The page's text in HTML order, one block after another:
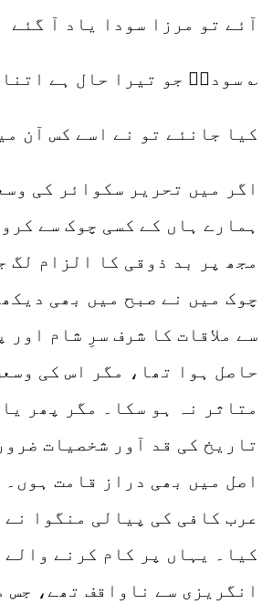
آئے تو مرزا سودا یاد آ گئے
؎ سوداؔ جو تیرا حال ہے اتنا
کیا جانئے تو نے اسے کس آن
اگر میں تحریر سکوائر کی
ہمارے ہاں کے کسی چوک سے
مجھ پر بد ذوقی کا الزام لگ
چوک میں نے صبح میں بھی
سے ملاقات کا شرف سرِ شام اور
حاصل ہوا تھا، مگر اس کی
متاثر نہ ہو سکا۔ مگر پھر
تاریخ کی قد آور شخصیات
اصل میں بھی دراز قامت
عرب کافی کی پیالی منگوا نے
کیا۔ یہاں پر کام کرنے والے
انگریزی سے ناواقف تھے، جس